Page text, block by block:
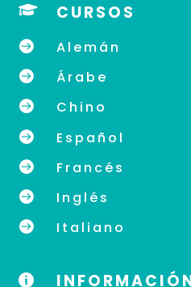
 CURSOS
 Alemán
 Árabe
 Chino
 Español
 Francés
 Inglés
 Italiano
